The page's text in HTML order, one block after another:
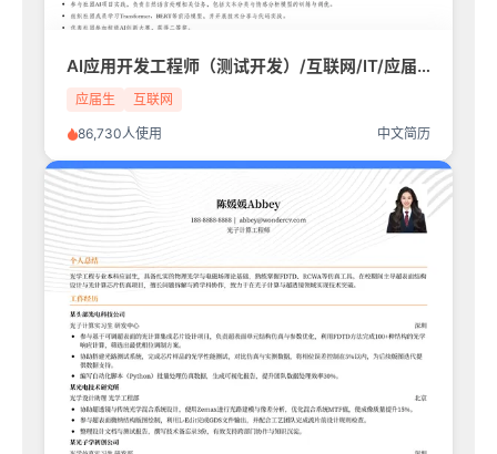
AI应用开发工程师（测试开发）/互联网/IT/应届生简历模板
应届生 互联网
86,730人使用 中文简历